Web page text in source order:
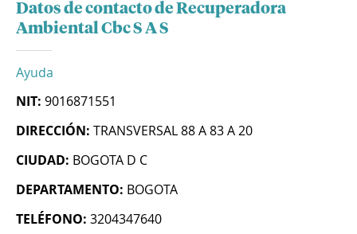
Datos de contacto de Recuperadora
Ambiental Cbc S A S
Ayuda
NIT: 9016871551
DIRECCIÓN: TRANSVERSAL 88 A 83 A 20
CIUDAD: BOGOTA D C
DEPARTAMENTO: BOGOTA
TELÉFONO: 3204347640